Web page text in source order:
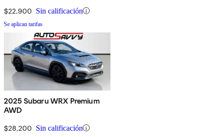
$22,900 Sin calificación
Se aplican tarifas
2025 Subaru WRX Premium
AWD
$28,200 Sin calificación